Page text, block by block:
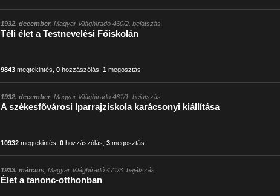
1932. december, Magyar Világhíradó 460/2. bejátszás
Téli élet a Testnevelési Főiskolán
9843megtekintés 0hozzászólás 1 megosztás
1932. december, Magyar Világhíradó 461/1. bejátszás
A székesfővárosi Iparrajziskola karácsonyi kiállítása
10932megtekintés 0hozzászólás 3megosztás
1933. március, Magyar Világhíradó 471/3. bejátszás
Élet a tanonc-otthonban